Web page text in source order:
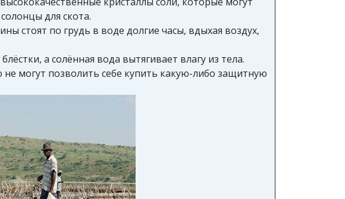
для скота.
стоят по грудь в воде долгие часы, вдыхая воздух,
а солённая вода вытягивает влагу из тела.
могут позволить себе купить какую-либо защитную